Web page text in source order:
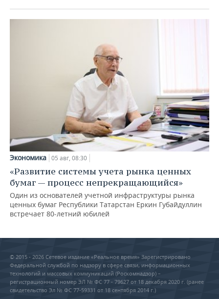
Экономика 05 авг, 08:30
«Развитие системы учета рынка ценных
бумаг — процесс непрекращающийся»
Один из основателей учетной инфраструктуры рынка
ценных бумаг Республики Татарстан Еркин Губайдуллин
встречает 80-летний юбилей
© 2015 - 2026 Сетевое издание «Реальное время» Зарегистрировано
Федеральной службой по надзору в сфере связи, информационных
технологий и массовых коммуникаций (Роскомнадзор) –
регистрационный номер ЭЛ № ФС 77 - 79627 от 18 декабря 2020 г. (ранее
свидетельство Эл № ФС 77-59331 от 18 сентября 2014 г.)